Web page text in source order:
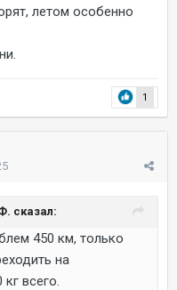
летом особенно
1
сказал:
450 км, только
на
всего.